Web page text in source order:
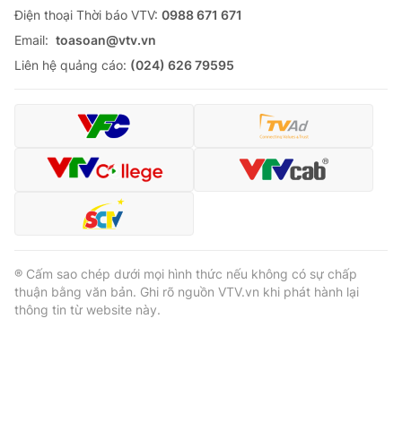
Ðiện thoại Thời báo VTV: 0988 671 671
Email: toasoan@vtv.vn
Liên hệ quảng cáo: (024) 626 79595
® Cấm sao chép dưới mọi hình thức nếu không có sự chấp
thuận bằng văn bản. Ghi rõ nguồn VTV.vn khi phát hành lại
thông tin từ website này.